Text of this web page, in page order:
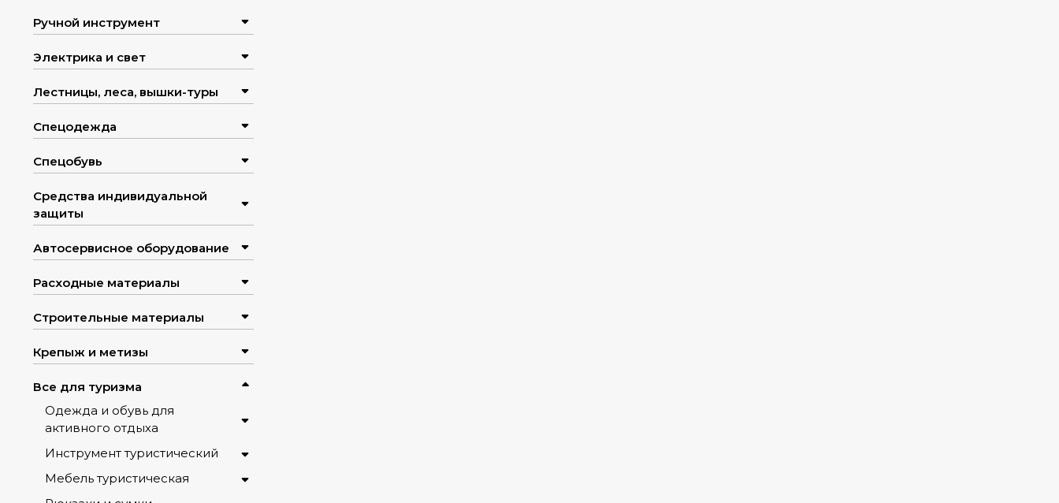
Ручной инструмент
Электрика и свет
Лестницы, леса, вышки-туры
Спецодежда
Спецобувь
Средства индивидуальной
защиты
Автосервисное оборудование
Расходные материалы
Строительные материалы
Крепыж и метизы
Все для туризма
Одежда и обувь для
активного отдыха
Инструмент туристический
Мебель туристическая